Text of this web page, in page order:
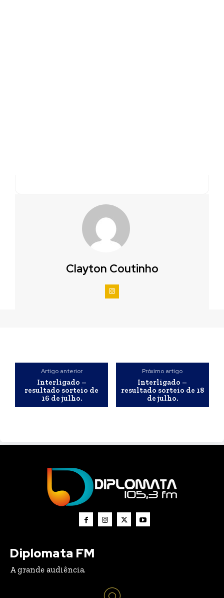
Clayton Coutinho
Artigo anterior
Interligado –
resultado sorteio de
16 de julho.
Próximo artigo
Interligado –
resultado sorteio de 18
de julho.
Diplomata FM
A grande audiência.